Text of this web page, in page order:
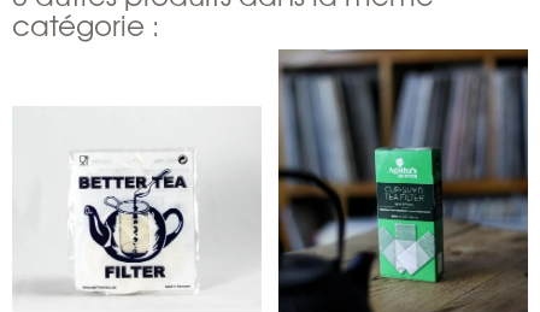
catégorie :